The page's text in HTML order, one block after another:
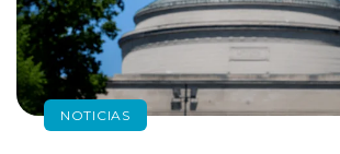
NOTICIAS